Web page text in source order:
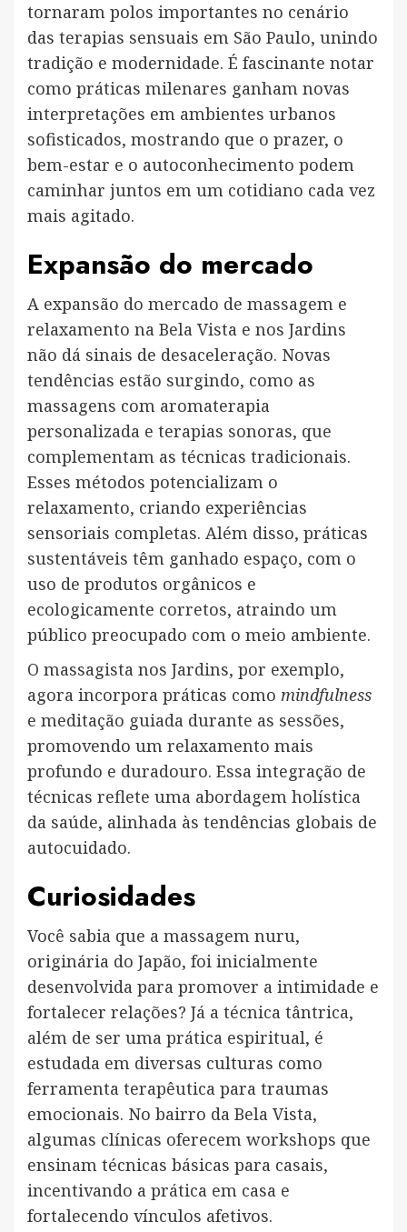
tornaram polos importantes no cenário
das terapias sensuais em São Paulo, unindo
tradição e modernidade. É fascinante notar
como práticas milenares ganham novas
interpretações em ambientes urbanos
sofisticados, mostrando que o prazer, o
bem-estar e o autoconhecimento podem
caminhar juntos em um cotidiano cada vez
mais agitado.
Expansão do mercado
A expansão do mercado de massagem e
relaxamento na Bela Vista e nos Jardins
não dá sinais de desaceleração. Novas
tendências estão surgindo, como as
massagens com aromaterapia
personalizada e terapias sonoras, que
complementam as técnicas tradicionais.
Esses métodos potencializam o
relaxamento, criando experiências
sensoriais completas. Além disso, práticas
sustentáveis têm ganhado espaço, com o
uso de produtos orgânicos e
ecologicamente corretos, atraindo um
público preocupado com o meio ambiente.
O massagista nos Jardins, por exemplo,
agora incorpora práticas como mindfulness
e meditação guiada durante as sessões,
promovendo um relaxamento mais
profundo e duradouro. Essa integração de
técnicas reflete uma abordagem holística
da saúde, alinhada às tendências globais de
autocuidado.
Curiosidades
Você sabia que a massagem nuru,
originária do Japão, foi inicialmente
desenvolvida para promover a intimidade e
fortalecer relações? Já a técnica tântrica,
além de ser uma prática espiritual, é
estudada em diversas culturas como
ferramenta terapêutica para traumas
emocionais. No bairro da Bela Vista,
algumas clínicas oferecem workshops que
ensinam técnicas básicas para casais,
incentivando a prática em casa e
fortalecendo vínculos afetivos.